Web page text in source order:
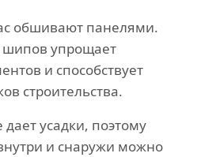
обшивают панелями.
шипов упрощает
и способствует
строительства.
усадки, поэтому
и снаружи можно